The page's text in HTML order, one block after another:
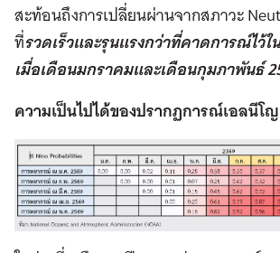
สะท้อนถึงการเปลี่ยนผ่านจากสภาวะ
ที่รวดเร็วและรุนแรงกว่าที่คาดการณ์ไว้
เมื่อเดือนมกราคมและเดือนกุมภาพันธ์
ความเป็นไปได้ของปรากฏการณ์เอลนีโญ